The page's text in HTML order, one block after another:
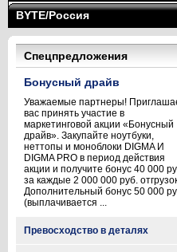
BYTE/Россия
Спецпредложения
Бонусный драйв
Уважаемые партнеры!
вас принять участие в
маркетинговой акции «Бонусный
драйв». Закупайте ноутбуки,
неттопы и моноблоки DIGMA И
DIGMA PRO в период действия
акции и получите бонус 40 000
за каждые 2 000 000 руб.
Дополнительный бонус 50 000
(выплачивается ...
Превосходство в деталях